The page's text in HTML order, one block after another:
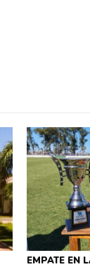
EMPATE EN